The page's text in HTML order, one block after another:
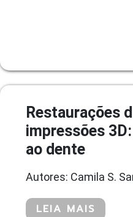
Restaurações
impressões
ao dente
Autores: Camila S.
LEIA MAIS